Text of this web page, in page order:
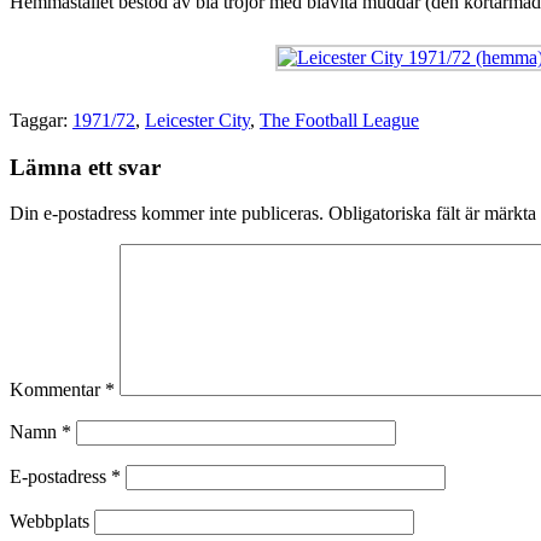
Taggar: 1971/72, Leicester City, The Football League
Lämna ett svar
Din e-postadress kommer inte publiceras. Obligatoriska fält är märkta
Kommentar *
Namn *
E-postadress *
Webbplats